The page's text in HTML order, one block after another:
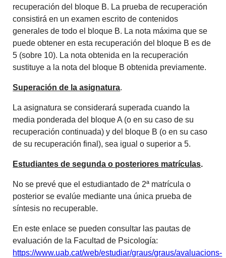
recuperación del bloque B. La prueba de recuperación
consistirá en un examen escrito de contenidos
generales de todo el bloque B. La nota máxima que se
puede obtener en esta recuperación del bloque B es de
5 (sobre 10). La nota obtenida en la recuperación
sustituye a la nota del bloque B obtenida previamente.
Superación de la asignatura.
La asignatura se considerará superada cuando la
media ponderada del bloque A (o en su caso de su
recuperación continuada) y del bloque B (o en su caso
de su recuperación final), sea igual o superior a 5.
Estudiantes de segunda o posteriores matrículas.
No se prevé que el estudiantado de 2ª matrícula o
posterior se evalúe mediante una única prueba de
síntesis no recuperable.
En este enlace se pueden consultar las pautas de
evaluación de la Facultad de Psicología:
https://www.uab.cat/web/estudiar/graus/graus/avaluacions-